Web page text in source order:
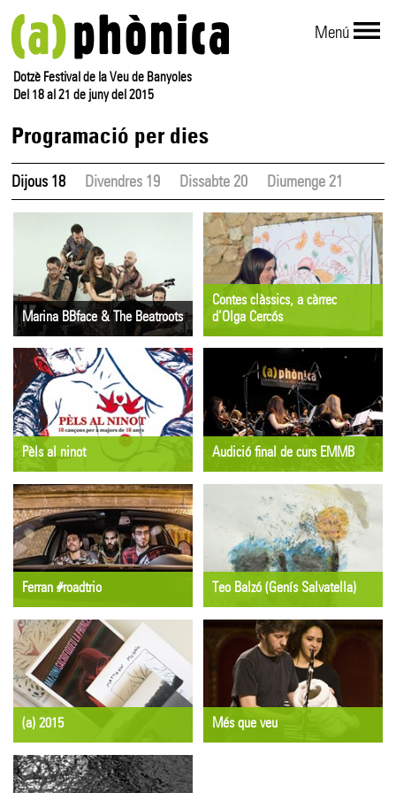
Menú
Dotzè Festival de la Veu de Banyoles
Del 18 al 21 de juny del 2015
Programació per dies
Dijous 18 Divendres 19 Dissabte 20 Diumenge 21
Marina BBface & The Beatroots
Dijous 18 de juny
22:15 h
Juanola La Muralla
Gratuït
Contes clàssics, a càrrec
d’Olga Cercós
CONTES
Dijous 18 de juny
Biblioteca Comarcal del Pla de
l'Estany
Pèls al ninot
PRESENTACIÓ
Dijous 18 de juny
19:30 h
Llibreria l'Altell
Audició final de curs EMMB
CONCERT
Dijous 18 de juny
Juanola La Muralla
Ferran #roadtrio
TAST DE CONCERTS
Dijous 18 de juny
23 h
El Sol
Teo Balzó (Genís Salvatella)
EXPOSICIÓ / RECITAL
Del dissabte 6 al diumenge 28
de juny
Llotja del Tint
(a) 2015
EXPOSICIÓ
Del dilluns 8 al divendres 26
de juny
Més que veu